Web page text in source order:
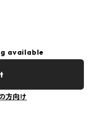
available
方向け